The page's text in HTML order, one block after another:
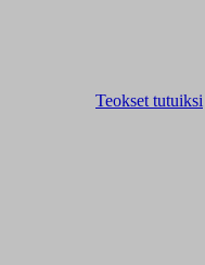
Teokset tutuiksi